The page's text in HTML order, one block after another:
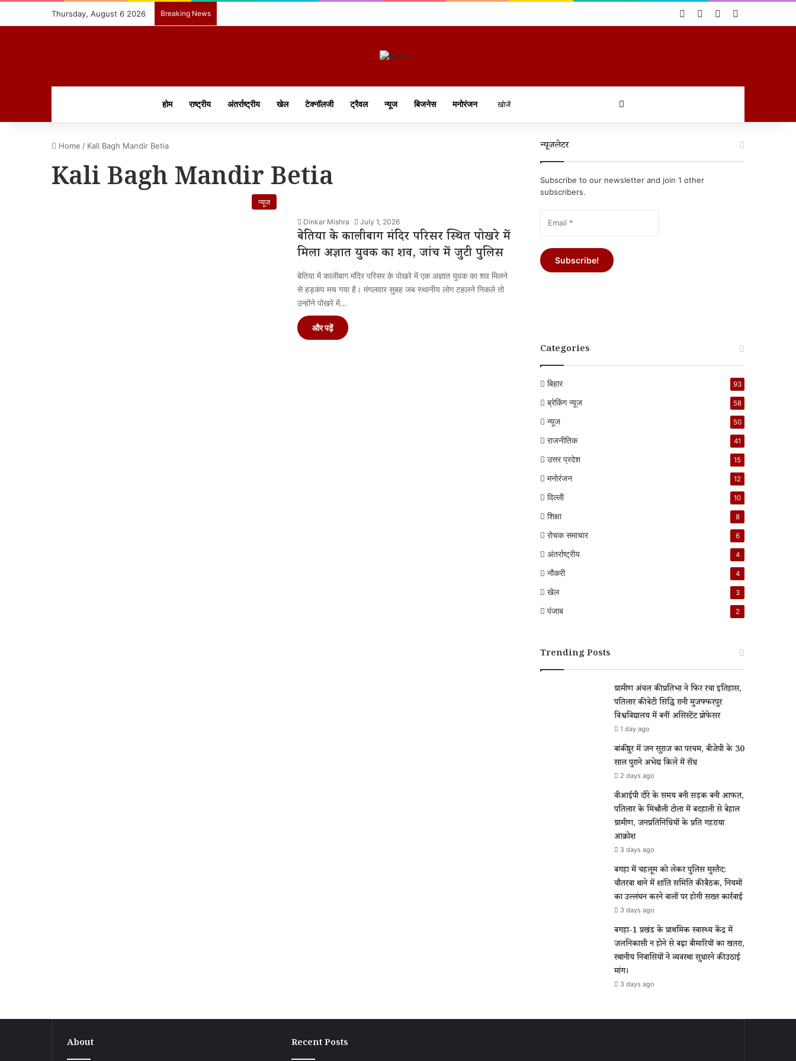
Thursday, August 6 2026 Breaking News Log InRandom Article
Sidebar
होम राष्ट्रीय अंतर्राष्ट्रीय खेल टेक्नॉलजी ट्रैवल न्यूज बिजनेस मनोरंजन
Home / Kali Bagh Mandir Betia
Kali Bagh Mandir Betia
न्यूज
Dinkar Mishra July 1, 2026
बेतिया के कालीबाग मंदिर परिसर स्थित पोखरे में
मिला अज्ञात युवक का शव, जांच में जुटी पुलिस
बेतिया में कालीबाग मंदिर परिसर के पोखरे में एक अज्ञात युवक का शव मिलने
से हड़कंप मच गया है। मंगलवार सुबह जब स्थानीय लोग टहलने निकले तो
उन्होंने पोखरे में…
और पढ़ें
न्यूजलेटर
Subscribe to our newsletter and join 1 other
subscribers.
Categories
बिहार 93
ब्रेकिंग न्यूज 58
न्यूज 50
राजनीतिक 41
उत्तर प्रदेश 15
मनोरंजन 12
दिल्ली 10
शिक्षा 8
रोचक समाचार 6
अंतर्राष्ट्रीय 4
नौकरी 4
खेल 3
पंजाब 2
Trending Posts
ग्रामीण अंचल की प्रतिभा ने फिर रचा इतिहास,
पतिलार की बेटी सिद्धि रानी मुजफ्फरपुर
विश्वविद्यालय में बनीं असिस्टेंट प्रोफेसर
1 day ago
बांकीपुर में जन सुराज का परचम, बीजेपी के 30
साल पुराने अभेद्य किले में सेंध
2 days ago
वीआईपी दौरे के समय बनी सड़क बनी आफत,
पतिलार के मिश्रौली टोला में बदहाली से बेहाल
ग्रामीण, जनप्रतिनिधियों के प्रति गहराया
आक्रोश
3 days ago
बगहा में चहलूम को लेकर पुलिस मुस्तैद:
चौतरवा थाने में शांति समिति की बैठक, नियमों
का उल्लंघन करने वालों पर होगी सख्त कार्रवाई
3 days ago
बगहा-1 प्रखंड के प्राथमिक स्वास्थ्य केंद्र में
जलनिकासी न होने से बढ़ा बीमारियों का खतरा,
स्थानीय निवासियों ने व्यवस्था सुधारने की उठाई
मांग।
3 days ago
About Recent Posts